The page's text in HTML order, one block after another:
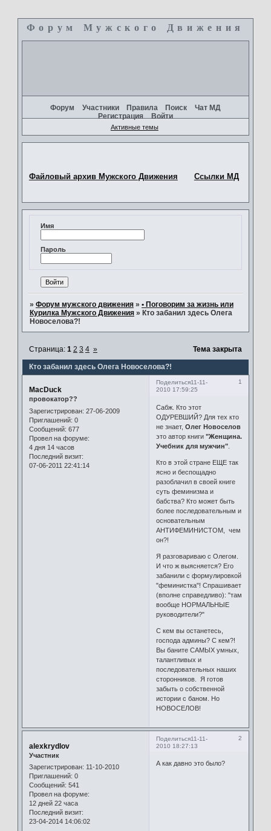
Форум Мужского Движения
Форум Участники Правила Поиск
Чат МД
Регистрация
Войти
Активные темы
Файловый архив Мужского Движения Ссылки МД
Имя
Пароль
» Форум мужского движения » • Поговорим за жизнь или
Курилка Мужского Движения » Кто забанил здесь Олега
Новоселова?!
Кто забанил здесь Олега Новоселова?!
Страница: 1 2 3 4 » Тема закрыта
Поделиться 1
11-11-
2010 17:59:25
MacDuck
провокатор??
Зарегистрирован: 27-06-2009
Приглашений: 0
Сообщений: 677
Провел на форуме:
4 дня 14 часов
Последний визит:
07-06-2011 22:41:14
Сабж. Кто этот
ОДУРЕВШИЙ? Для тех кто
не знает, Олег Новоселов
это автор книги "Женщина.
Учебник для мужчин".
Кто в этой стране ЕЩЕ так
ясно и беспощадно
разоблачил в своей книге
суть феминизма и
бабства? Кто может быть
более последовательным и
основательным
АНТИФЕМИНИСТОМ, чем
он?!
Я разговариваю с Олегом.
И что ж выясняется? Его
забанили с формулировкой
"феминистка"! Спрашивает
(вполне справедливо): "там
вообще НОРМАЛЬНЫЕ
руководители?"
С кем вы останетесь,
господа админы? С кем?!
Вы баните САМЫХ умных,
талантливых и
последовательных наших
сторонников. Я готов
забыть о собственной
истории с баном. Но
НОВОСЕЛОВ!
Поделиться 2
11-11-
2010 18:27:13
alexkrydlov
Участник
Зарегистрирован: 11-10-2010
Приглашений: 0
Сообщений: 541
Провел на форуме:
12 дней 22 часа
Последний визит:
23-04-2014 14:06:02
А как давно это было?